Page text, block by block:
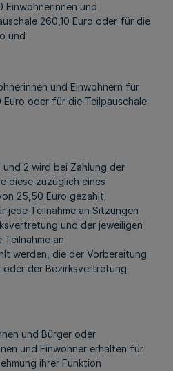
Einwohnerinnen und
260,10 Euro oder für die
und
und Einwohnern für
oder für die Teilpauschale
und 2 wird bei Zahlung der
diese zuzüglich eines
25,50 Euro gezahlt.
jede Teilnahme an Sitzungen
und der jeweiligen
an
werden, die der Vorbereitung
der Bezirksvertretung
und Bürger oder
und Einwohner erhalten für
ihrer Funktion